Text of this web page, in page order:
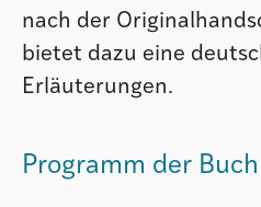
nach der
bietet dazu eine
Erläuterungen.
Programm der